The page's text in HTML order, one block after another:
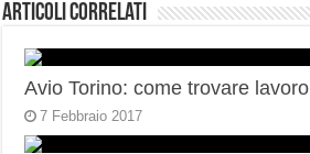
Articoli correlati
Avio Torino: come trovare lavoro
7 Febbraio 2017